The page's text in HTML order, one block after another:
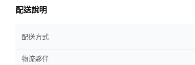
配送說明
配送方式
物流夥伴